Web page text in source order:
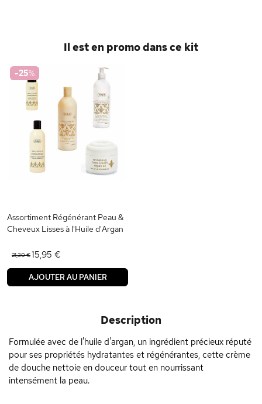
Il est en promo dans ce kit
-25%
Assortiment Régénérant Peau &
Cheveux Lisses à l'Huile d'Argan
21,30 €15,95 €
AJOUTER AU PANIER
Description
Formulée avec de l'huile d'argan, un ingrédient précieux réputé
pour ses propriétés hydratantes et régénérantes, cette crème
de douche nettoie en douceur tout en nourrissant
intensément la peau.